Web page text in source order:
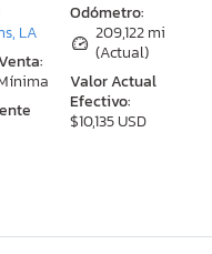
Odómetro:
209,122 mi
(Actual)
Valor Actual
Efectivo:
$10,135 USD
LA